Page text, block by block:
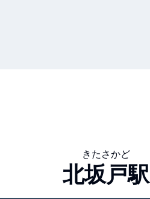
きたさかど
北坂戸駅